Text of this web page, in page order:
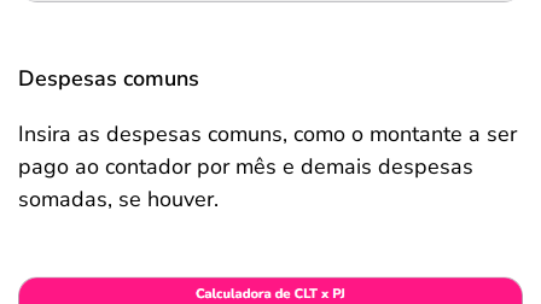
Despesas comuns
Insira as despesas comuns, como o montante a ser
pago ao contador por mês e demais despesas
somadas, se houver.